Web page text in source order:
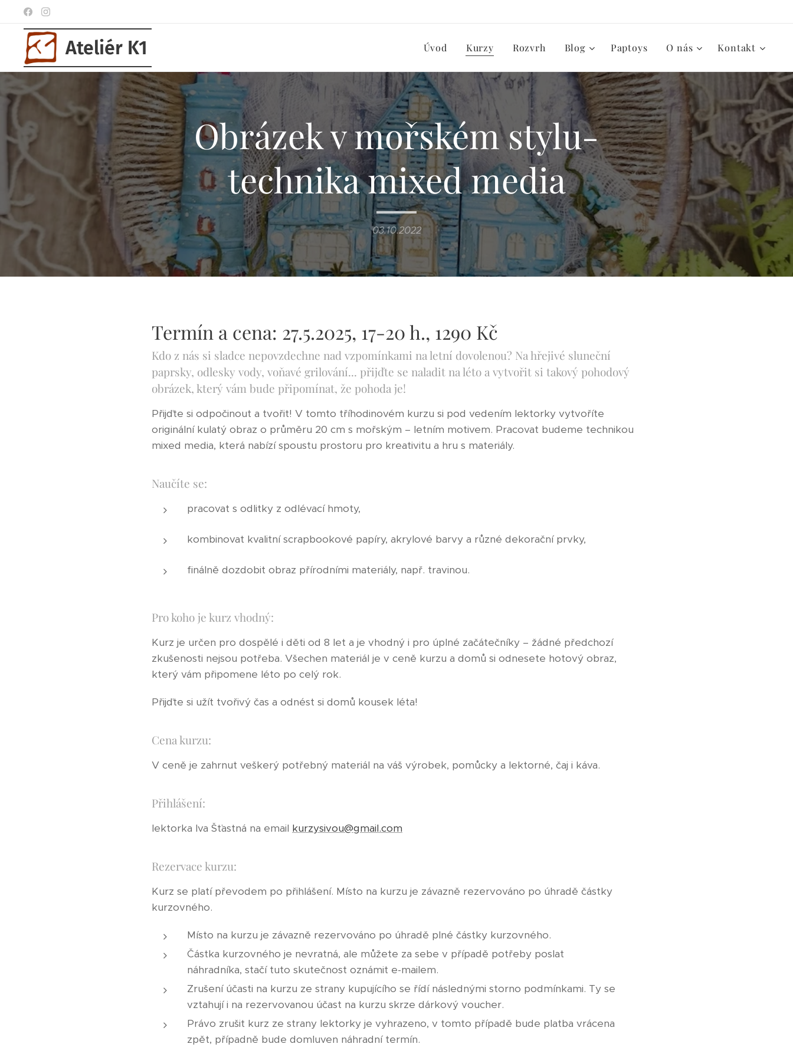
Ateliér K1 Úvod Kurzy Rozvrh Blog Paptoys O nás Kontakt
Obrázek v mořském stylu-
technika mixed media
03.10.2022
Termín a cena: 27.5.2025, 17-20 h., 1290 Kč
Kdo z nás si sladce nepovzdechne nad vzpomínkami na letní dovolenou? Na hřejivé sluneční
paprsky, odlesky vody, voňavé grilování... přijďte se naladit na léto a vytvořit si takový pohodový
obrázek, který vám bude připomínat, že pohoda je!
Přijďte si odpočinout a tvořit! V tomto tříhodinovém kurzu si pod vedením lektorky vytvoříte
originální kulatý obraz o průměru 20 cm s mořským – letním motivem. Pracovat budeme technikou
mixed media, která nabízí spoustu prostoru pro kreativitu a hru s materiály.
Naučíte se:
pracovat s odlitky z odlévací hmoty,
kombinovat kvalitní scrapbookové papíry, akrylové barvy a různé dekorační prvky,
finálně dozdobit obraz přírodními materiály, např. travinou.
Pro koho je kurz vhodný:
Kurz je určen pro dospělé i děti od 8 let a je vhodný i pro úplné začátečníky – žádné předchozí
zkušenosti nejsou potřeba. Všechen materiál je v ceně kurzu a domů si odnesete hotový obraz,
který vám připomene léto po celý rok.
Přijďte si užít tvořivý čas a odnést si domů kousek léta!
Cena kurzu:
V ceně je zahrnut veškerý potřebný materiál na váš výrobek, pomůcky a lektorné, čaj i káva.
Přihlášení:
lektorka Iva Šťastná na email kurzysivou@gmail.com
Rezervace kurzu:
Kurz se platí převodem po přihlášení. Místo na kurzu je závazně rezervováno po úhradě částky
kurzovného.
Místo na kurzu je závazně rezervováno po úhradě plné částky kurzovného.
Částka kurzovného je nevratná, ale můžete za sebe v případě potřeby poslat
náhradníka, stačí tuto skutečnost oznámit e-mailem.
Zrušení účasti na kurzu ze strany kupujícího se řídí následnými storno podmínkami. Ty se
vztahují i na rezervovanou účast na kurzu skrze dárkový voucher.
Právo zrušit kurz ze strany lektorky je vyhrazeno, v tomto případě bude platba vrácena
zpět, případně bude domluven náhradní termín.